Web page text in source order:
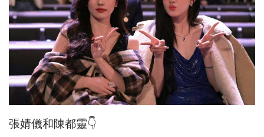
張婧儀和陳都靈👇